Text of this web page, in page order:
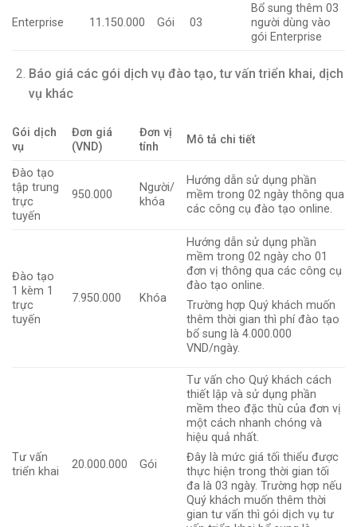
Enterprise 11.150.000 Gói 03
Bổ sung thêm 03
người dùng vào
gói Enterprise
Báo giá các gói dịch vụ đào tạo, tư vấn triển khai, dịch
vụ khác
Gói dịch
vụ
Đơn giá
(VND)
Đơn vị
tính
Mô tả chi tiết
Đào tạo
tập trung
trực
tuyến
950.000
Người/
khóa
Hướng dẫn sử dụng phần
mềm trong 02 ngày thông qua
các công cụ đào tạo online.
Đào tạo
1 kèm 1
trực
tuyến
7.950.000 Khóa
Hướng dẫn sử dụng phần
mềm trong 02 ngày cho 01
đơn vị thông qua các công cụ
đào tạo online.
Trường hợp Quý khách muốn
thêm thời gian thì phí đào tạo
bổ sung là 4.000.000
VND/ngày.
Tư vấn
triển khai
20.000.000 Gói
Tư vấn cho Quý khách cách
thiết lập và sử dụng phần
mềm theo đặc thù của đơn vị
một cách nhanh chóng và
hiệu quả nhất.
Đây là mức giá tối thiểu được
thực hiện trong thời gian tối
đa là 03 ngày. Trường hợp nếu
Quý khách muốn thêm thời
gian tư vấn thì gói dịch vụ tư